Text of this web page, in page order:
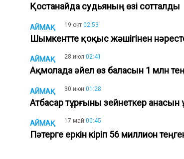
Қостанайда судьяның өзі сотталды
АЙМАҚ 19 окт 02:53
Шымкентте қоқыс жәшігінен
АЙМАҚ 28 июл 02:41
Ақмолада әйел өз баласын 1 млн
АЙМАҚ 30 июн 01:28
Атбасар тұрғыны зейнеткер анасын
АЙМАҚ 17 май 00:45
Пәтерге еркін кіріп 56 миллион